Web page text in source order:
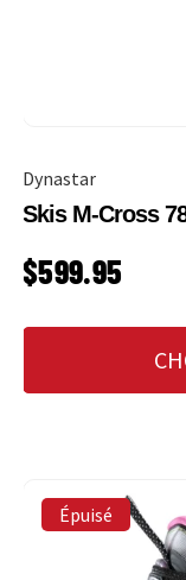
Dynastar
Skis M-Cross
PRIX HABITUEL
$599.95
Épuisé